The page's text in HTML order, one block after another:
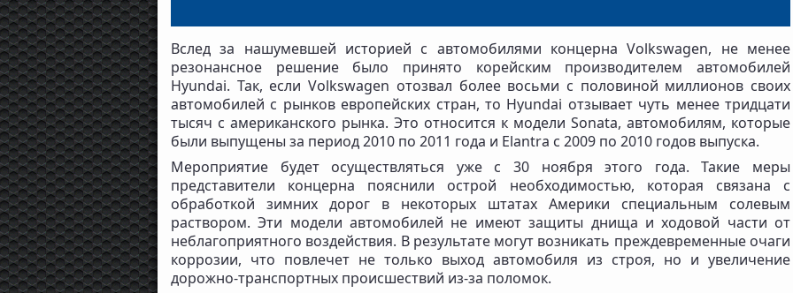
Вслед за нашумевшей историей с автомобилями концерна Volkswagen, не менее
резонансное решение было принято корейским производителем автомобилей
Hyundai. Так, если Volkswagen отозвал более восьми с половиной миллионов своих
автомобилей с рынков европейских стран, то Hyundai отзывает чуть менее тридцати
тысяч с американского рынка. Это относится к модели Sonata, автомобилям, которые
были выпущены за период 2010 по 2011 года и Elantra с 2009 по 2010 годов выпуска.
Мероприятие будет осуществляться уже с 30 ноября этого года. Такие меры
представители концерна пояснили острой необходимостью, которая связана с
обработкой зимних дорог в некоторых штатах Америки специальным солевым
раствором. Эти модели автомобилей не имеют защиты днища и ходовой части от
неблагоприятного воздействия. В результате могут возникать преждевременные очаги
коррозии, что повлечет не только выход автомобиля из строя, но и увеличение
дорожно-транспортных происшествий из-за поломок.